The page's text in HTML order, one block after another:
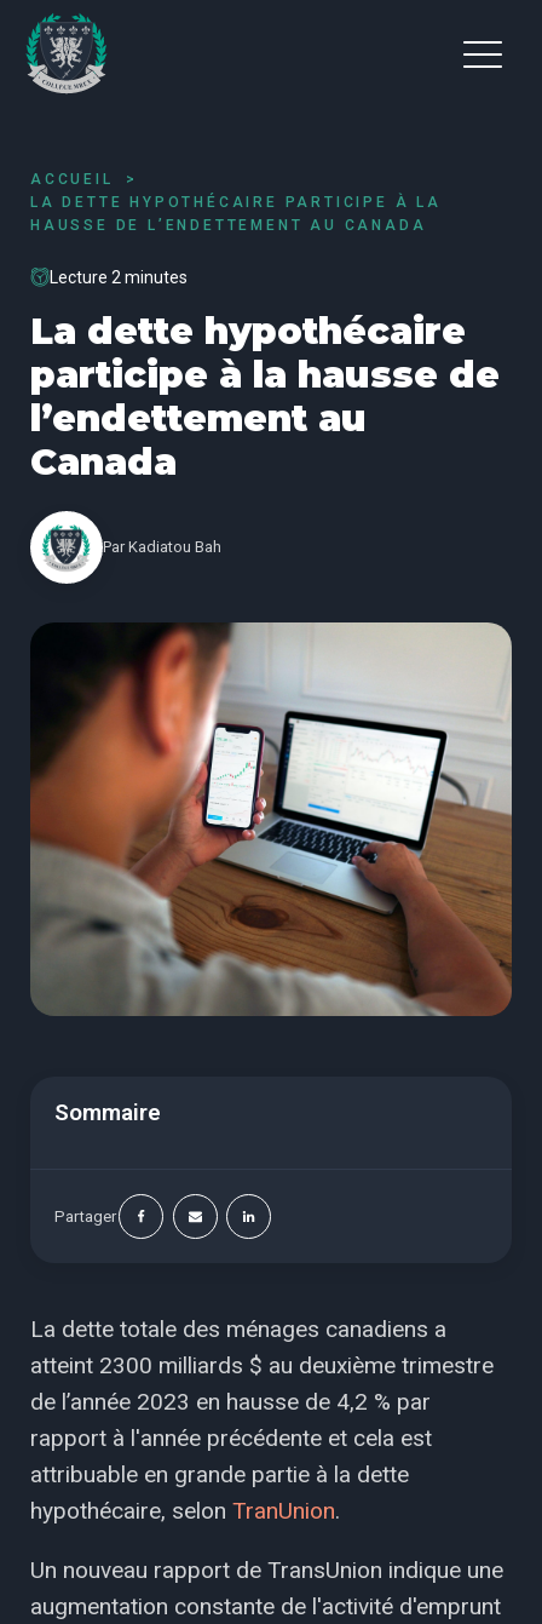
ACCUEIL
LA DETTE HYPOTHÉCAIRE PARTICIPE À LA
HAUSSE DE L’ENDETTEMENT AU CANADA
Lecture 2 minutes
La dette hypothécaire
participe à la hausse de
l’endettement au
Canada
Par Kadiatou Bah
Sommaire
Partager
La dette totale des ménages canadiens a
atteint 2300 milliards $ au deuxième trimestre
de l’année 2023 en hausse de 4,2 % par
rapport à l'année précédente et cela est
attribuable en grande partie à la dette
hypothécaire, selon TranUnion.
Un nouveau rapport de TransUnion indique une
augmentation constante de l'activité d'emprunt